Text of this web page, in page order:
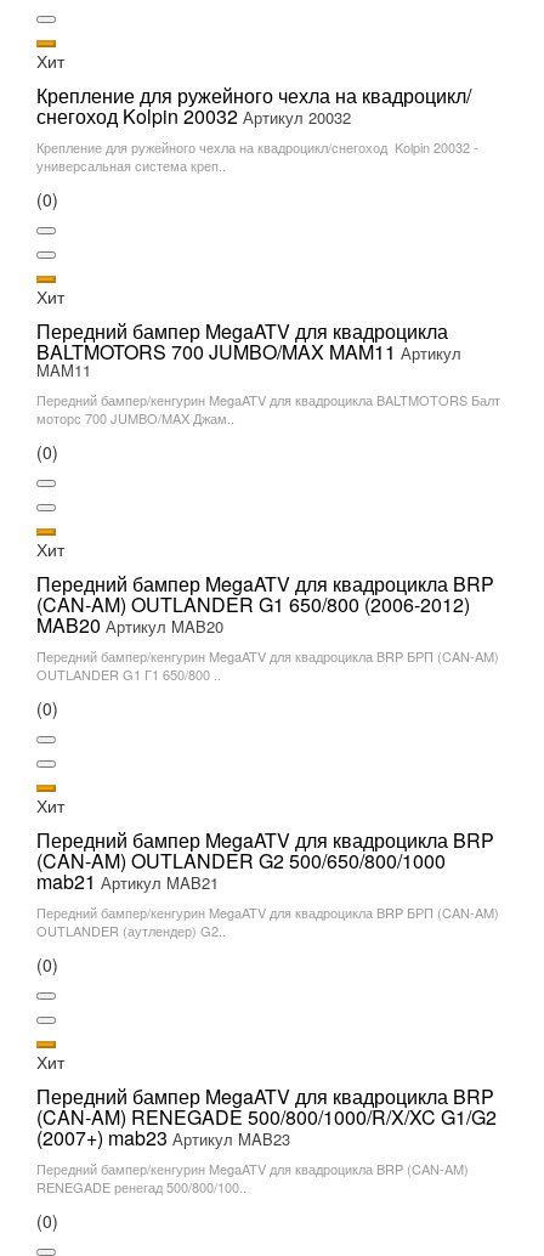
Хит
Крепление для ружейного чехла на квадроцикл/
снегоход Kolpin 20032 Артикул 20032
Крепление для ружейного чехла на квадроцикл/снегоход Kolpin 20032 -
универсальная система креп..
(0)
Хит
Передний бампер MegaATV для квадроцикла
BALTMOTORS 700 JUMBO/MAX MAM11 Артикул
MAM11
Передний бампер/кенгурин MegaATV для квадроцикла BALTMOTORS Балт
моторс 700 JUMBO/MAX Джам..
(0)
Хит
Передний бампер MegaATV для квадроцикла BRP
(CAN-AM) OUTLANDER G1 650/800 (2006-2012)
MAB20 Артикул MAB20
Передний бампер/кенгурин MegaATV для квадроцикла BRP БРП (CAN-AM)
OUTLANDER G1 Г1 650/800 ..
(0)
Хит
Передний бампер MegaATV для квадроцикла BRP
(CAN-AM) OUTLANDER G2 500/650/800/1000
mab21 Артикул MAB21
Передний бампер/кенгурин MegaATV для квадроцикла BRP БРП (CAN-AM)
OUTLANDER (аутлендер) G2..
(0)
Хит
Передний бампер MegaATV для квадроцикла BRP
(CAN-AM) RENEGADE 500/800/1000/R/X/XC G1/G2
(2007+) mab23 Артикул MAB23
Передний бампер/кенгурин MegaATV для квадроцикла BRP (CAN-AM)
RENEGADE ренегад 500/800/100..
(0)